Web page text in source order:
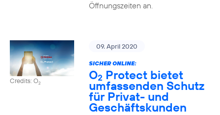
Öffnungszeiten an.
Credits: O2
09. April 2020
SICHER ONLINE:
O2 Protect bietet
umfassenden Schutz
für Privat- und
Geschäftskunden